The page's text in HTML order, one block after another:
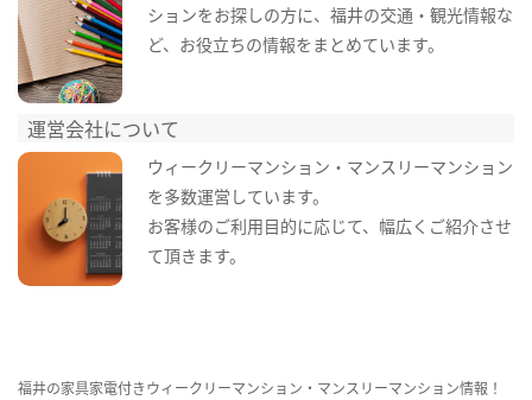
ションをお探しの方に、福井の交通・観光情報な
ど、お役立ちの情報をまとめています。
運営会社について
ウィークリーマンション・マンスリーマンション
を多数運営しています。
お客様のご利用目的に応じて、幅広くご紹介させ
て頂きます。
福井の家具家電付きウィークリーマンション・マンスリーマンション情報！